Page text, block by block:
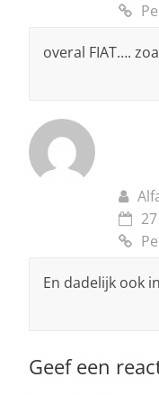
overal FIAT….
En dadelijk ook
Geef een